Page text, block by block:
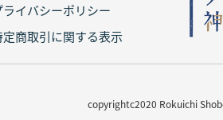
ライバシーポリシー
定商取引に関する表示
copyrightc2020 Rokuichi